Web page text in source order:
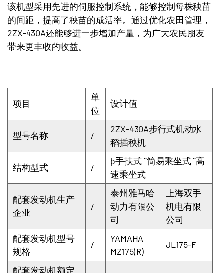
该机型采用先进的伺服控制系统，能够控制每株秧苗
的间距，提高了秧苗的成活率。通过优化农田管理，
2ZX-430A还能够进一步增加产量，为广大农民朋友
带来更丰收的收益。
项目
单
位
设计值
型号名称 /
2ZX-430A步行式机动水
稻插秧机
结构型式 /
þ手扶式¨简易乘坐式¨高
速乘坐式
配套发动机生产
企业
/
泰州雅马哈
动力有限公
司
上海双手
机电有限
公司
配套发动机型号
规格
/
YAMAHA
MZ175(R)
JL175-F
配套发动机额定